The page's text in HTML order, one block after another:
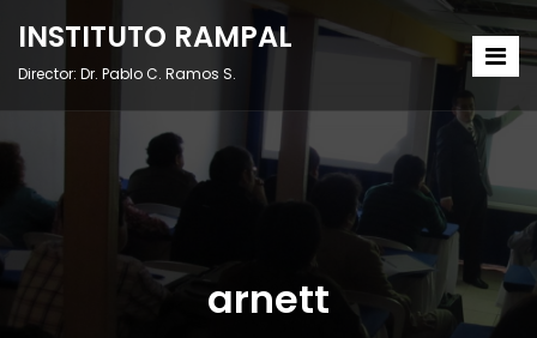
INSTITUTO RAMPAL
Director: Dr. Pablo C. Ramos S.
arnett